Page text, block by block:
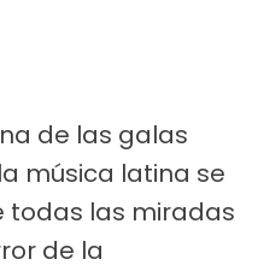
de las galas
música latina se
todas las miradas
de la